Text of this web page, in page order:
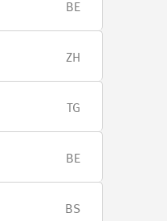
BE
ZH
TG
BE
BS